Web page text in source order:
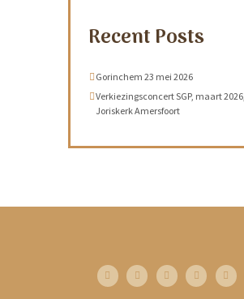
Recent Posts
Gorinchem 23 mei 2026
Verkiezingsconcert SGP, maart 2026,
Joriskerk Amersfoort